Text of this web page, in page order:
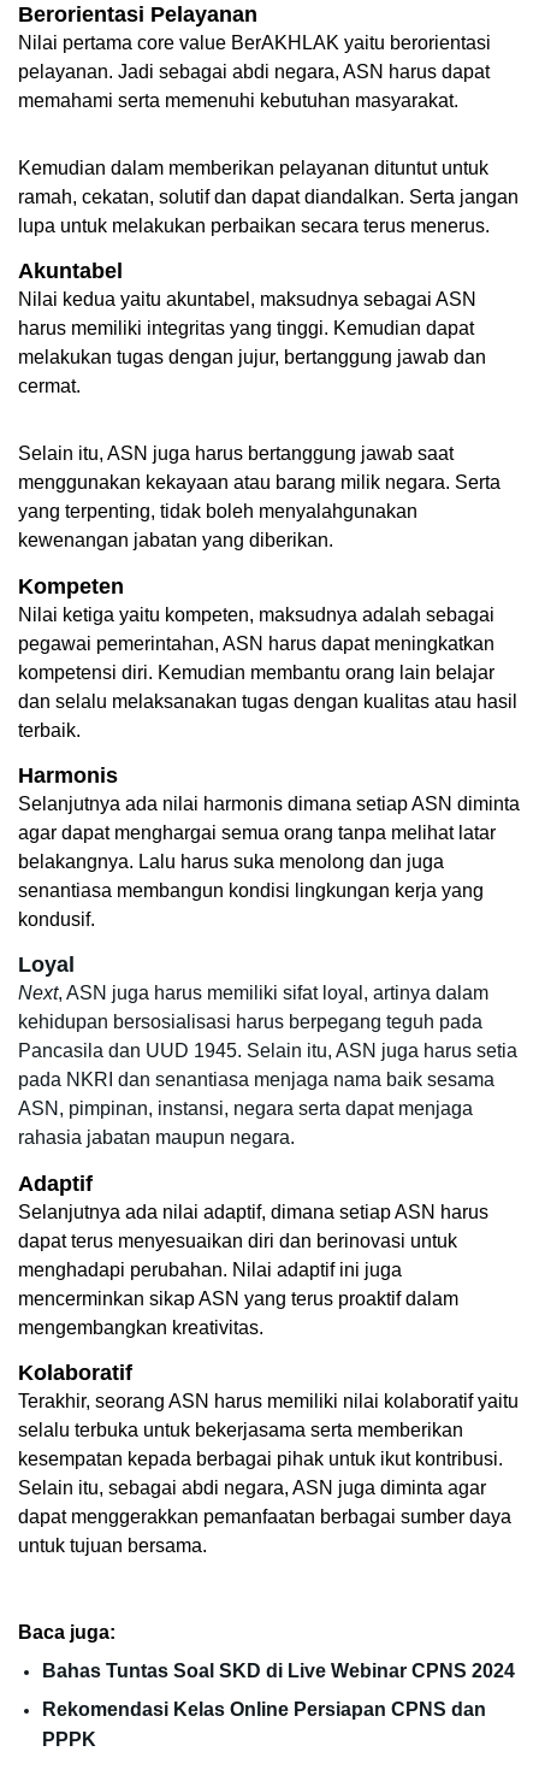
Berorientasi Pelayanan
Nilai pertama core value BerAKHLAK yaitu berorientasi
pelayanan. Jadi sebagai abdi negara, ASN harus dapat
memahami serta memenuhi kebutuhan masyarakat.
Kemudian dalam memberikan pelayanan dituntut untuk
ramah, cekatan, solutif dan dapat diandalkan. Serta jangan
lupa untuk melakukan perbaikan secara terus menerus.
Akuntabel
Nilai kedua yaitu akuntabel, maksudnya sebagai ASN
harus memiliki integritas yang tinggi. Kemudian dapat
melakukan tugas dengan jujur, bertanggung jawab dan
cermat.
Selain itu, ASN juga harus bertanggung jawab saat
menggunakan kekayaan atau barang milik negara. Serta
yang terpenting, tidak boleh menyalahgunakan
kewenangan jabatan yang diberikan.
Kompeten
Nilai ketiga yaitu kompeten, maksudnya adalah sebagai
pegawai pemerintahan, ASN harus dapat meningkatkan
kompetensi diri. Kemudian membantu orang lain belajar
dan selalu melaksanakan tugas dengan kualitas atau hasil
terbaik.
Harmonis
Selanjutnya ada nilai harmonis dimana setiap ASN diminta
agar dapat menghargai semua orang tanpa melihat latar
belakangnya. Lalu harus suka menolong dan juga
senantiasa membangun kondisi lingkungan kerja yang
kondusif.
Loyal
Next, ASN juga harus memiliki sifat loyal, artinya dalam
kehidupan bersosialisasi harus berpegang teguh pada
Pancasila dan UUD 1945. Selain itu, ASN juga harus setia
pada NKRI dan senantiasa menjaga nama baik sesama
ASN, pimpinan, instansi, negara serta dapat menjaga
rahasia jabatan maupun negara.
Adaptif
Selanjutnya ada nilai adaptif, dimana setiap ASN harus
dapat terus menyesuaikan diri dan berinovasi untuk
menghadapi perubahan. Nilai adaptif ini juga
mencerminkan sikap ASN yang terus proaktif dalam
mengembangkan kreativitas.
Kolaboratif
Terakhir, seorang ASN harus memiliki nilai kolaboratif yaitu
selalu terbuka untuk bekerjasama serta memberikan
kesempatan kepada berbagai pihak untuk ikut kontribusi.
Selain itu, sebagai abdi negara, ASN juga diminta agar
dapat menggerakkan pemanfaatan berbagai sumber daya
untuk tujuan bersama.
Baca juga:
Bahas Tuntas Soal SKD di Live Webinar CPNS 2024
Rekomendasi Kelas Online Persiapan CPNS dan
PPPK